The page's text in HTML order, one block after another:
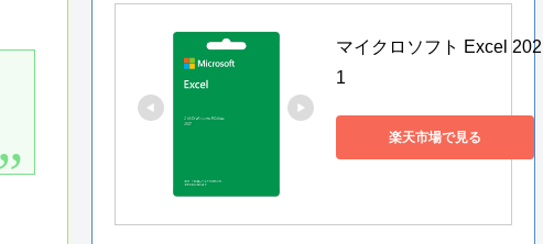
マイクロソフト Excel 202
1
楽天市場で見る